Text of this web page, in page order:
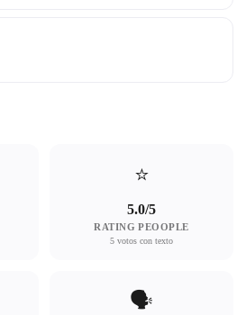
⭐
5.0/5
RATING PEOOPLE
5 votos con texto
🗣